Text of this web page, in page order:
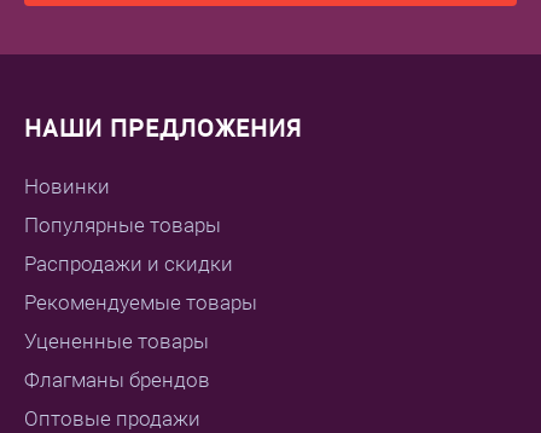
НАШИ ПРЕДЛОЖЕНИЯ
Новинки
Популярные товары
Распродажи и скидки
Рекомендуемые товары
Уцененные товары
Флагманы брендов
Оптовые продажи